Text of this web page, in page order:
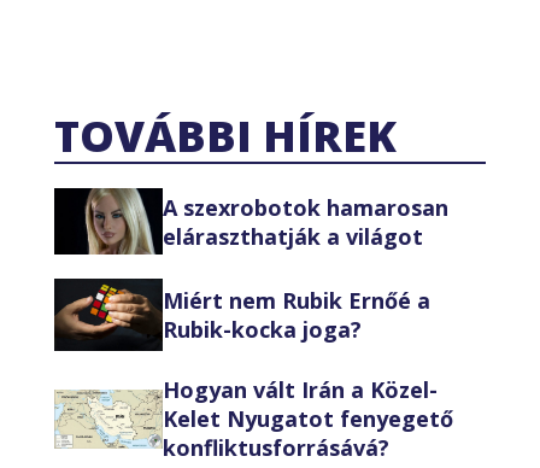
TOVÁBBI HÍREK
A szexrobotok hamarosan
eláraszthatják a világot
Miért nem Rubik Ernőé a
Rubik-kocka joga?
Hogyan vált Irán a Közel-
Kelet Nyugatot fenyegető
konfliktusforrásává?